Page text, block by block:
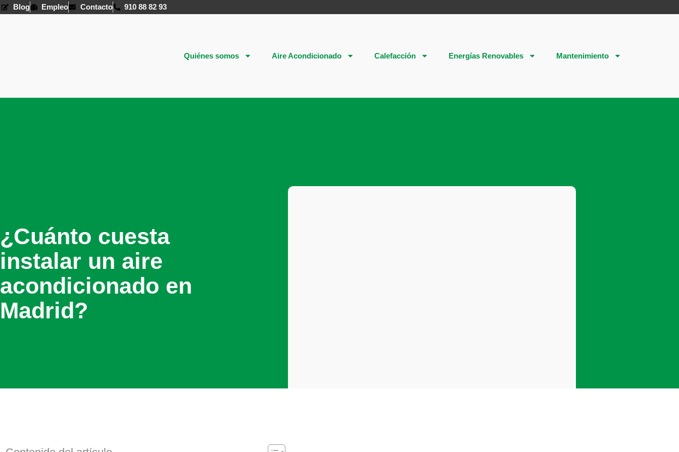
Blog Empleo Contacto 910 88 82 93
Quiénes somos Aire Acondicionado Calefacción Energías Renovables Mantenimiento
¿Cuánto cuesta
instalar un aire
acondicionado en
Madrid?